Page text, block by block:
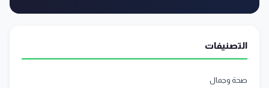
التصنيفات
صحة وجمال